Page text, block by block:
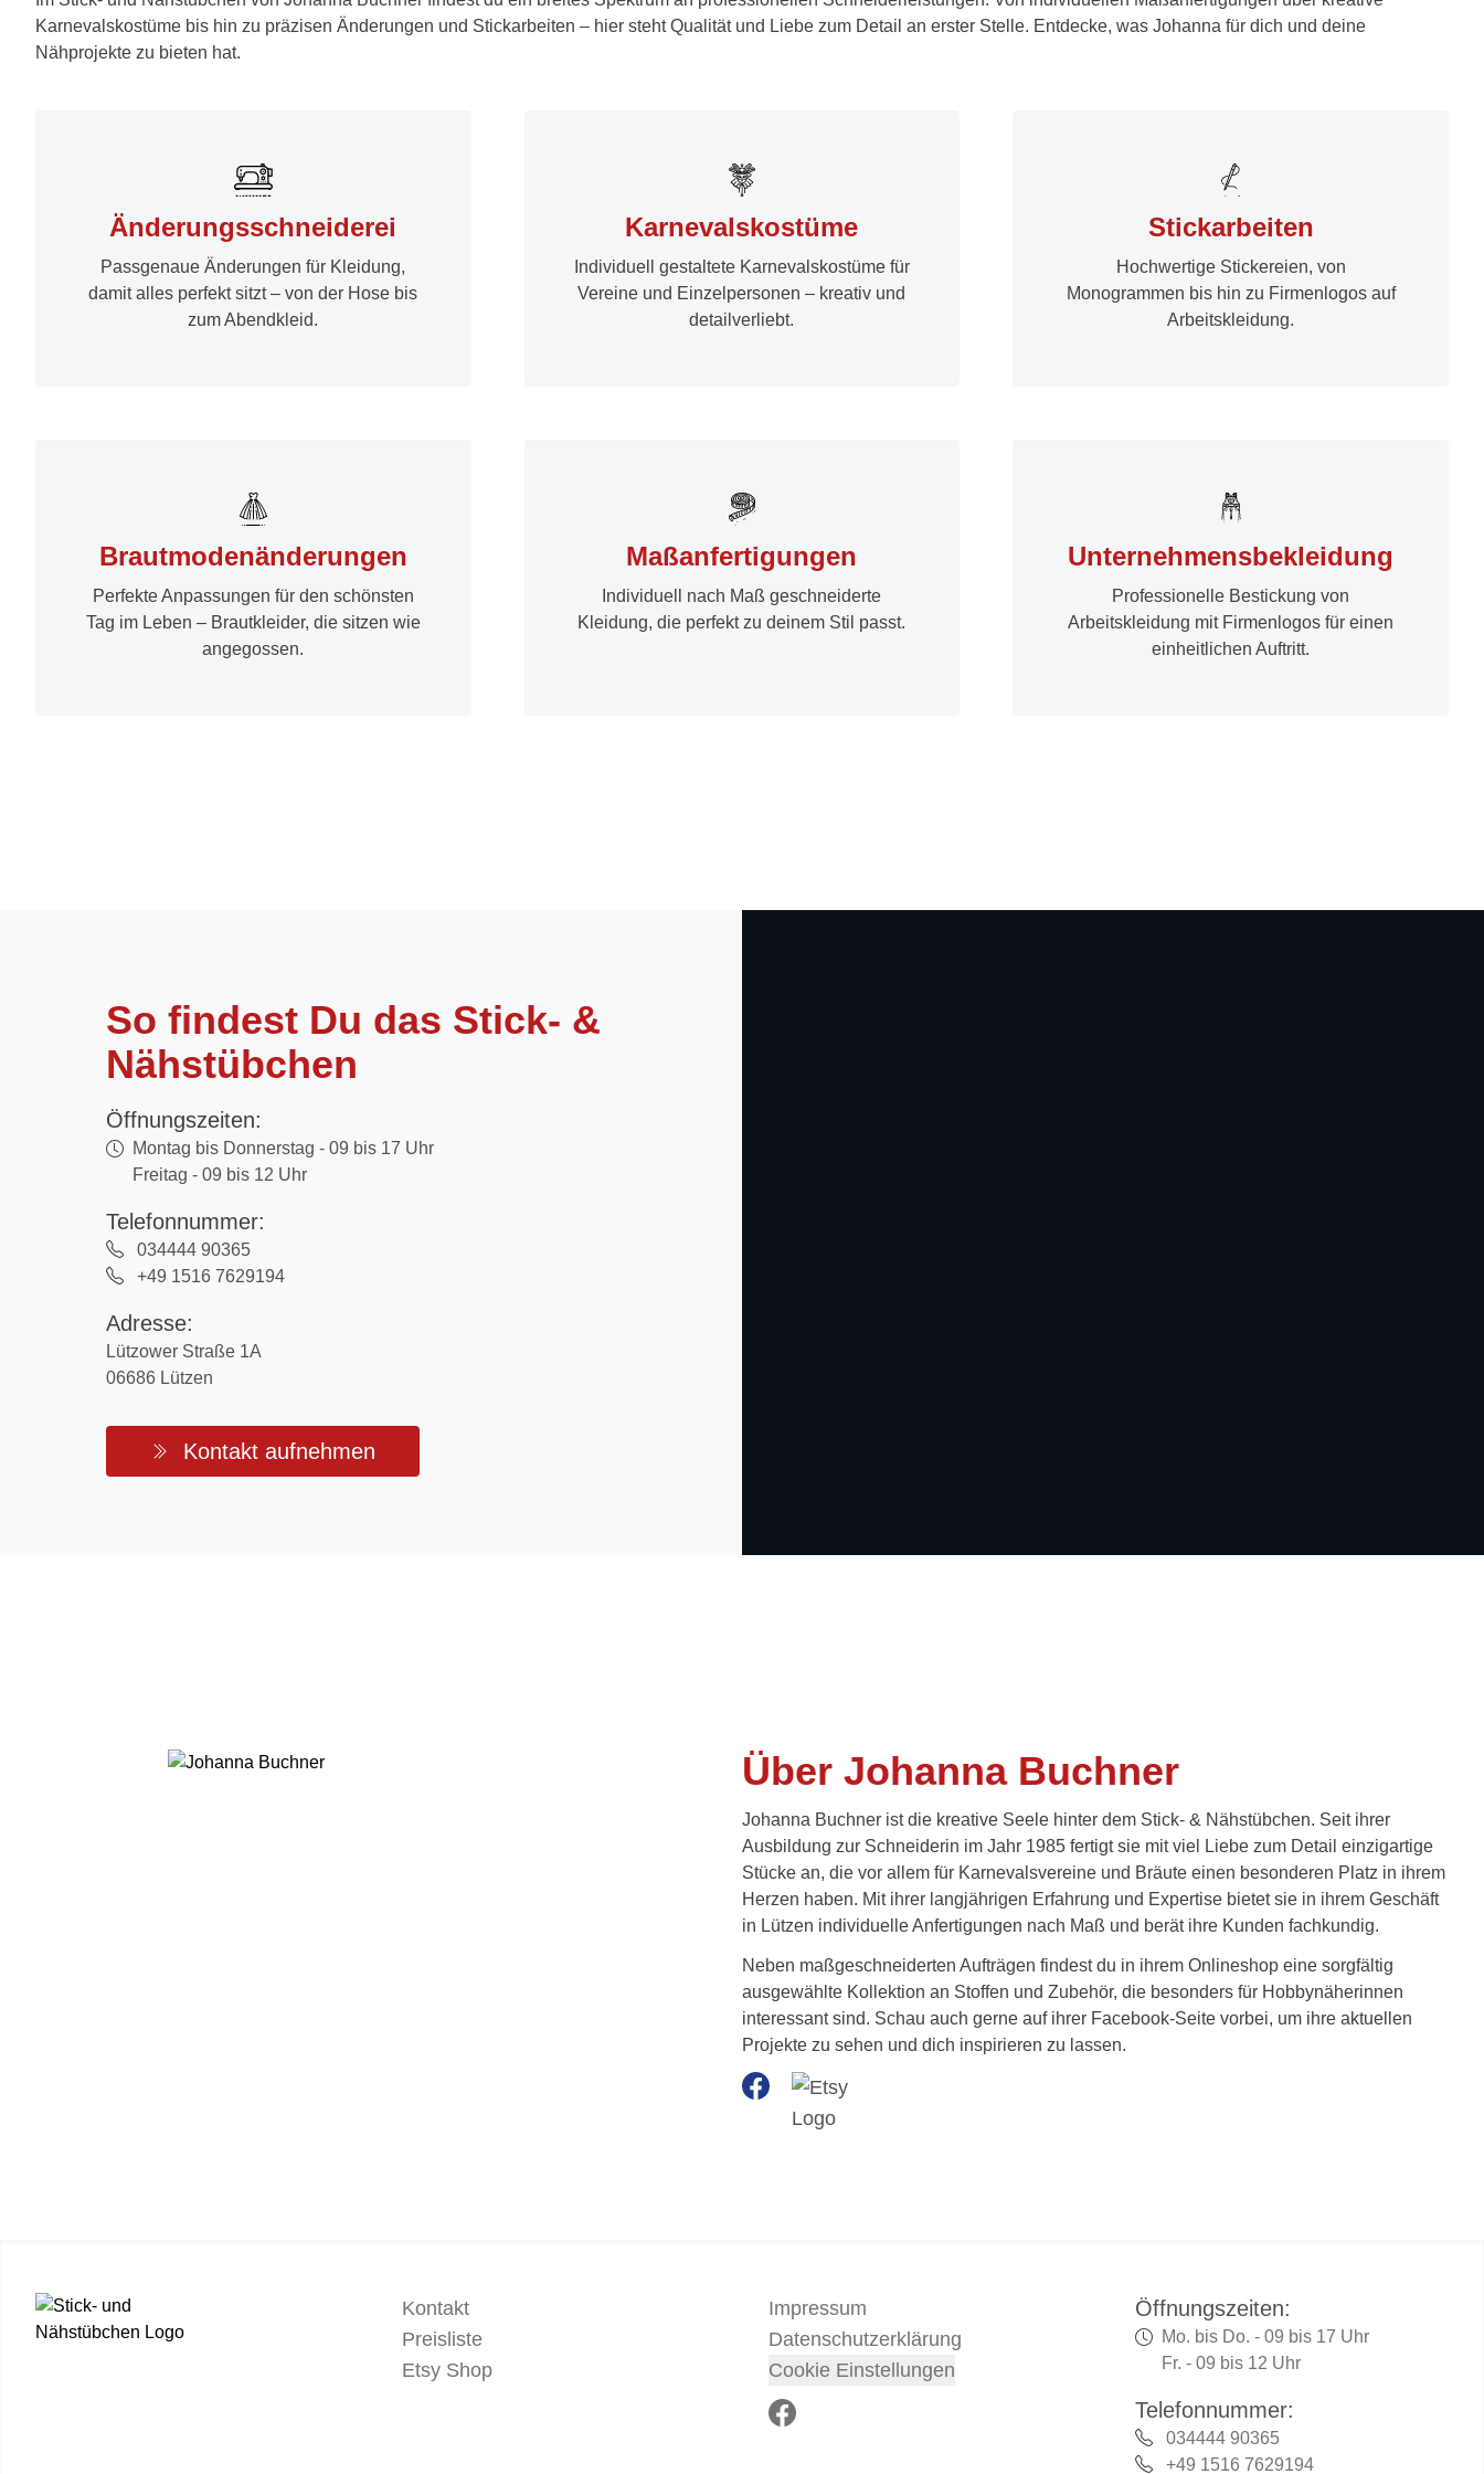
Karnevalskostüme bis hin zu präzisen Änderungen und Stickarbeiten – hier steht Qualität und Liebe zum Detail an erster Stelle. Entdecke, was Johanna für dich und deine
Nähprojekte zu bieten hat.
Änderungsschneiderei
Passgenaue Änderungen für Kleidung,
damit alles perfekt sitzt – von der Hose bis
zum Abendkleid.
Karnevalskostüme
Individuell gestaltete Karnevalskostüme für
Vereine und Einzelpersonen – kreativ und
detailverliebt.
Stickarbeiten
Hochwertige Stickereien, von
Monogrammen bis hin zu Firmenlogos auf
Arbeitskleidung.
Brautmodenänderungen
Perfekte Anpassungen für den schönsten
Tag im Leben – Brautkleider, die sitzen wie
angegossen.
Maßanfertigungen
Individuell nach Maß geschneiderte
Kleidung, die perfekt zu deinem Stil passt.
Unternehmensbekleidung
Professionelle Bestickung von
Arbeitskleidung mit Firmenlogos für einen
einheitlichen Auftritt.
So findest Du das Stick- &
Nähstübchen
Öffnungszeiten:
Montag bis Donnerstag - 09 bis 17 Uhr
Freitag - 09 bis 12 Uhr
Telefonnummer:
034444 90365
+49 1516 7629194
Adresse:
Lützower Straße 1A
06686 Lützen
Kontakt aufnehmen
Über Johanna Buchner
Johanna Buchner ist die kreative Seele hinter dem Stick- & Nähstübchen. Seit ihrer
Ausbildung zur Schneiderin im Jahr 1985 fertigt sie mit viel Liebe zum Detail einzigartige
Stücke an, die vor allem für Karnevalsvereine und Bräute einen besonderen Platz in ihrem
Herzen haben. Mit ihrer langjährigen Erfahrung und Expertise bietet sie in ihrem Geschäft
in Lützen individuelle Anfertigungen nach Maß und berät ihre Kunden fachkundig.
Neben maßgeschneiderten Aufträgen findest du in ihrem Onlineshop eine sorgfältig
ausgewählte Kollektion an Stoffen und Zubehör, die besonders für Hobbynäherinnen
interessant sind. Schau auch gerne auf ihrer Facebook-Seite vorbei, um ihre aktuellen
Projekte zu sehen und dich inspirieren zu lassen.
Kontakt
Preisliste
Etsy Shop
Impressum
Datenschutzerklärung
Cookie Einstellungen
Öffnungszeiten:
Mo. bis Do. - 09 bis 17 Uhr
Fr. - 09 bis 12 Uhr
Telefonnummer:
034444 90365
+49 1516 7629194